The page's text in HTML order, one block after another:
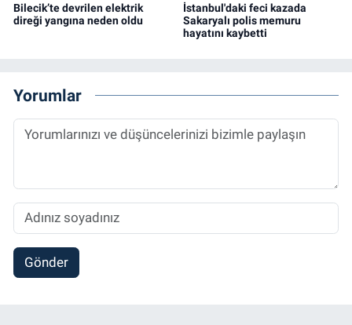
Bilecik’te devrilen elektrik
direği yangına neden oldu
İstanbul'daki feci kazada
Sakaryalı polis memuru
hayatını kaybetti
Yorumlar
Gönder